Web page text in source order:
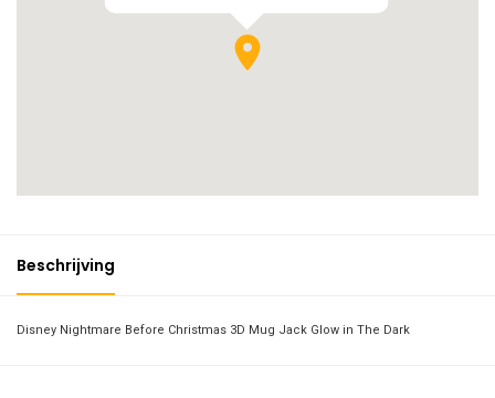
Beschrijving
Disney Nightmare Before Christmas 3D Mug Jack Glow in The Dark